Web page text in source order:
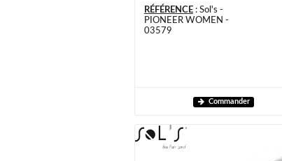
RÉFÉRENCE: Sol's -
PIONEER WOMEN -
03579
Commander